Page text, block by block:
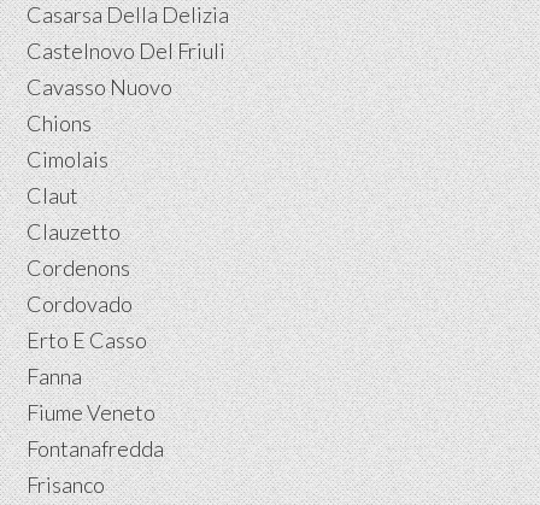
Casarsa Della Delizia
Castelnovo Del Friuli
Cavasso Nuovo
Chions
Cimolais
Claut
Clauzetto
Cordenons
Cordovado
Erto E Casso
Fanna
Fiume Veneto
Fontanafredda
Frisanco